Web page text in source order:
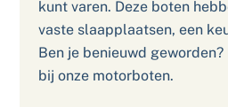
kunt varen. Deze boten
vaste slaapplaatsen, een
Ben je benieuwd
bij onze motorboten.